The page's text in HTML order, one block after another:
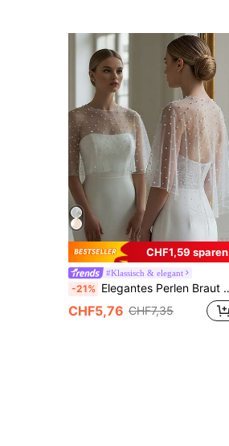
CHF1,59 sparen
#Klassisch & elegant
-21% Elegantes Perlen Braut Cape Schal Kurzes Hochzeitskleid Oberbekleidung
CHF5,76 CHF7,35